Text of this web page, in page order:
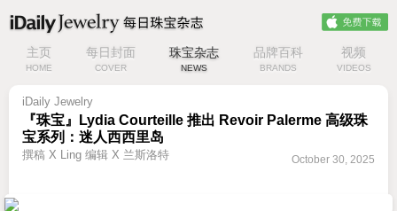
主页
HOME
每日封面
COVER
珠宝杂志
NEWS
品牌百科
BRANDS
视频
VIDEOS
iDaily Jewelry
『珠宝』Lydia Courteille 推出 Revoir Palerme 高级珠
宝系列：迷人西西里岛
October 30, 2025
撰稿 X Ling 编辑 X 兰斯洛特